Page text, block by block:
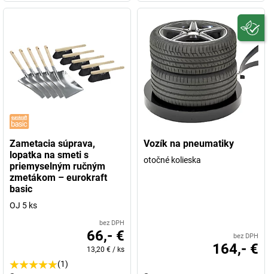
Zametacia súprava,
lopatka na smeti s
priemyselným ručným
zmetákom – eurokraft
basic
OJ 5 ks
bez DPH
66,- €
13,20 € / ks
(1)
Vozík na pneumatiky
otočné kolieska
bez DPH
164,- €